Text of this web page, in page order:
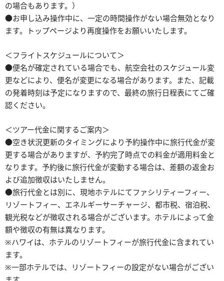
の場合もあります。）
●お申し込み操作中に、一定の時間操作がない場合無効となり
ます。トップページより再度操作をお願いいたします。
＜フライトスケジュールについて＞
●便名が確定されている場合でも、航空会社のスケジュール変
更などにより、便名が変更になる場合があります。また、記載
の発着時刻は予定になりますので、最終の旅行日程表にてご確
認ください。
＜ツアー代金に関するご案内＞
●空き状況更新のタイミングにより予約操作中に旅行代金が変
更する場合がありますが、予約完了時点での料金が適用料金と
なります。予約後に旅行代金が変動する場合は、差額の返金お
よび追加徴収はいたしません。
●旅行代金とは別に、現地ホテルにてファシリティーフィー、
リゾートフィー、エネルギーサーチャージ、都市税、宿泊税、
観光税などが徴収される場合がございます。ホテルによって金
額や徴収の有無は異なります。
※ハワイは、ホテルのリゾートフィーが旅行代金に含まれてい
ます。
※一部ホテルでは、リゾートフィーの設定がない場合がござい